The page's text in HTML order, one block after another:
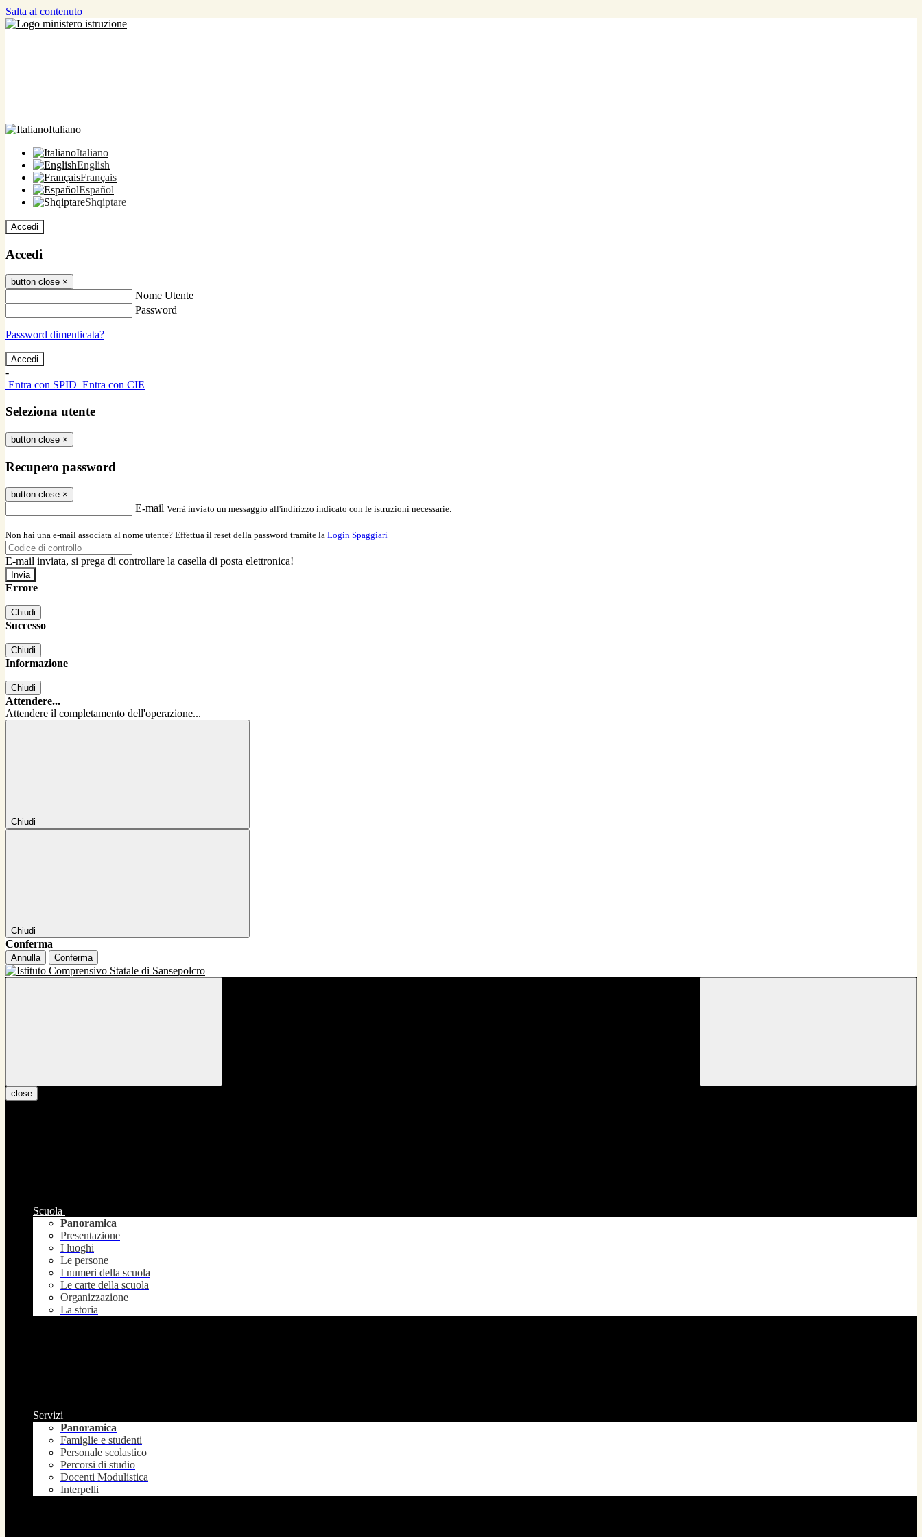
Salta al contenuto
Italiano
Italiano
English
Français
Español
Shqiptare
Accedi
Accedi
button close ×
Nome Utente
Password
Password dimenticata?
-
Entra con SPID Entra con CIE
Seleziona utente
button close ×
Recupero password
button close ×
E-mail Verrà inviato un messaggio all'indirizzo indicato con le istruzioni necessarie.
Non hai una e-mail associata al nome utente? Effettua il reset della password tramite la Login Spaggiari
E-mail inviata, si prega di controllare la casella di posta elettronica!
Errore
Chiudi
Successo
Chiudi
Informazione
Chiudi
Attendere...
Attendere il completamento dell'operazione...
Chiudi
Chiudi
Conferma
Annulla Conferma
close
Scuola
Panoramica
Presentazione
I luoghi
Le persone
I numeri della scuola
Le carte della scuola
Organizzazione
La storia
Servizi
Panoramica
Famiglie e studenti
Personale scolastico
Percorsi di studio
Docenti Modulistica
Interpelli